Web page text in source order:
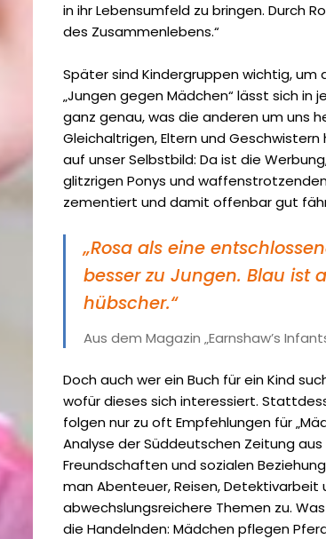
Künstliche
in ihr Lebensumfeld zu bringen. Durch
des Zusammenlebens.“
Später sind Kindergruppen wichtig, um
„Jungen ­gegen Mädchen“ lässt sich in
ganz genau, was die anderen um uns
Gleichaltrigen, Eltern und
auf unser Selbstbild: Da ist die
glitzrigen Ponys und
zementiert und damit offenbar gut
„Rosa als eine
besser zu Jungen. Blau ist
hübscher.“
Aus dem Magazin „Earnshaw’s
Doch auch wer ein Buch für ein Kind
wofür dieses sich interessiert.
folgen nur zu oft Empfehlungen für
Analyse der Süddeutschen Zeitung
Freundschaften und sozialen
man Abenteuer, Reisen, ­Detektivarbeit
abwechslungsreichere Themen zu.
die Handelnden: Mädchen pflegen